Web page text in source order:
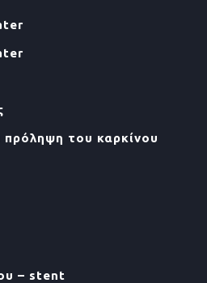
του καρκίνου
– stent